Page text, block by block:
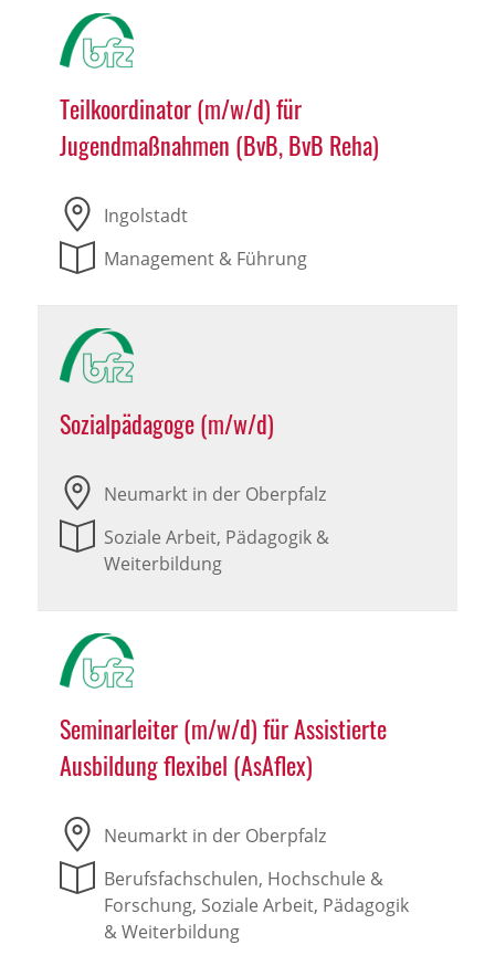
Teilkoordinator (m/w/d) für
Jugendmaßnahmen (BvB, BvB Reha)
Ingolstadt
Management & Führung
Sozialpädagoge (m/w/d)
Neumarkt in der Oberpfalz
Soziale Arbeit, Pädagogik &
Weiterbildung
Seminarleiter (m/w/d) für Assistierte
Ausbildung flexibel (AsAflex)
Neumarkt in der Oberpfalz
Berufsfachschulen, Hochschule &
Forschung, Soziale Arbeit, Pädagogik
& Weiterbildung